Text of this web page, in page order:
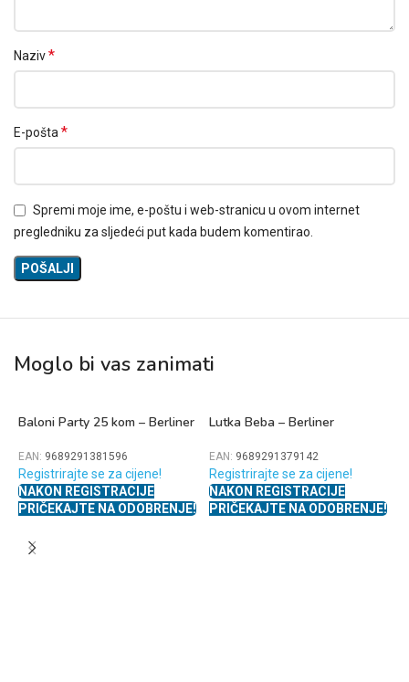
Naziv*
E-pošta *
Spremi moje ime, e-poštu i web-stranicu u ovom internet
pregledniku za sljedeći put kada budem komentirao.
Moglo bi vas zanimati
Baloni Party 25 kom – Berliner
EAN: 9689291381596
Registrirajte se za cijene!
NAKON REGISTRACIJE
PRIČEKAJTE NA ODOBRENJE!
Lutka Beba – Berliner
EAN: 9689291379142
Registrirajte se za cijene!
NAKON REGISTRACIJE
PRIČEKAJTE NA ODOBRENJE!